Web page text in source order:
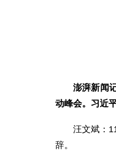
澎湃新闻
动峰会。习近
汪文斌：
辞。